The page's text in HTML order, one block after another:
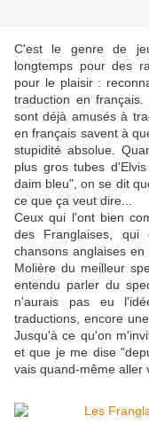
C'est le genre de
longtemps pour des
pour le plaisir :
traduction en
sont déjà amusés à
en français savent à
stupidité absolue.
plus gros tubes
daim bleu", on se dit
ce que ça veut dire...
Ceux qui l'ont bien
des Franglaises, qui
chansons anglaises
Molière du meilleur
entendu parler du
n'aurais pas eu
traductions, encore
Jusqu'à ce qu'on
et que je me dise
vais quand-même aller